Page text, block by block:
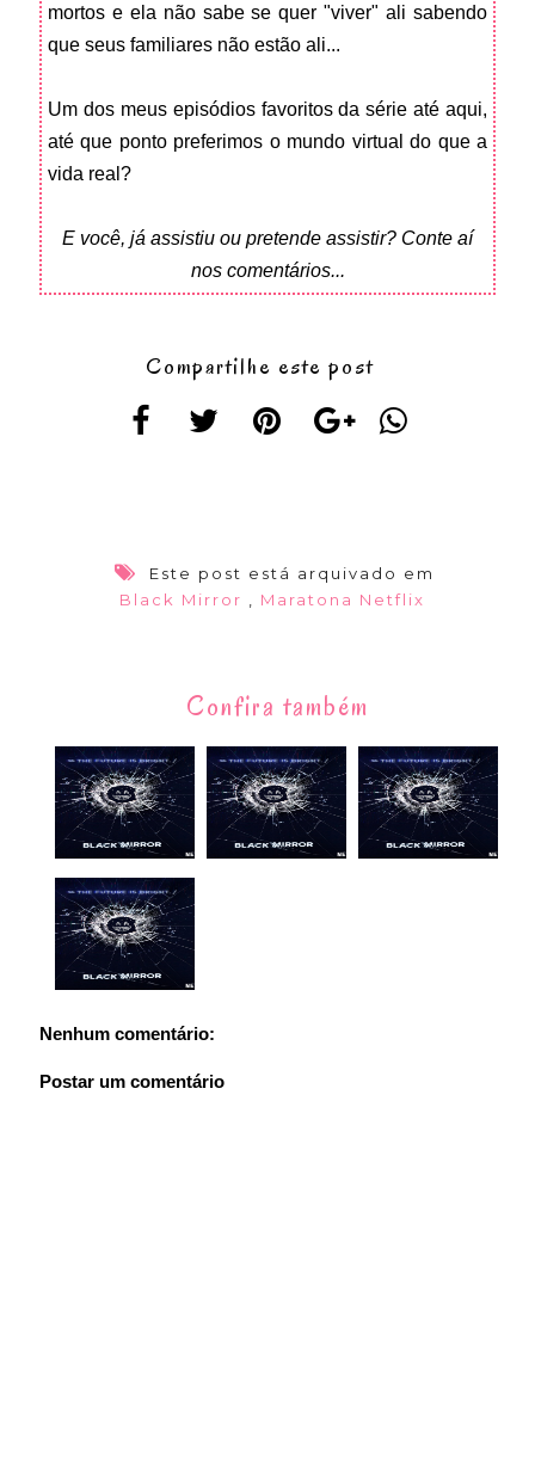
mortos e ela não sabe se quer "viver" ali sabendo
que seus familiares não estão ali...
Um dos meus episódios favoritos da série até aqui,
até que ponto preferimos o mundo virtual do que a
vida real?
E você, já assistiu ou pretende assistir? Conte aí
nos comentários...
Compartilhe este post
Este post está arquivado em
Black Mirror
Maratona Netflix
Confira também
Nenhum comentário:
Postar um comentário